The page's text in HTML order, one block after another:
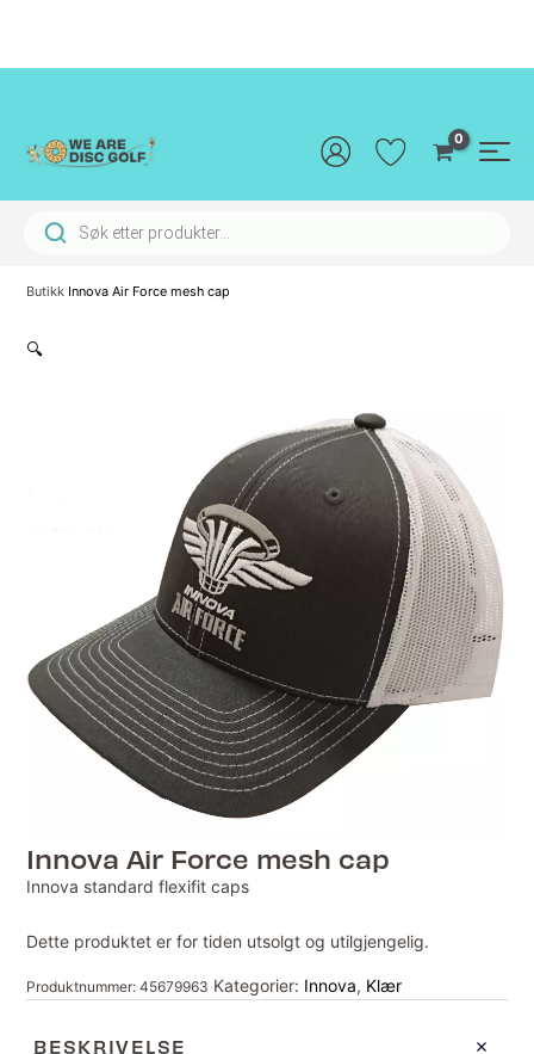
innholdet
Products search
Butikk Innova Air Force mesh cap
🔍
Innova Air Force mesh cap
Innova standard flexifit caps
Dette produktet er for tiden utsolgt og utilgjengelig.
Produktnummer:45679963 Kategorier: Innova, Klær
BESKRIVELSE